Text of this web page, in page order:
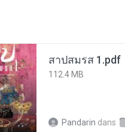
สาปสมรส 1.pdf
112.4 MB
Pandarin dans